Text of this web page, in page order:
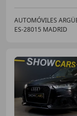
AUTOMÓVILES
ES-28015 MADRID